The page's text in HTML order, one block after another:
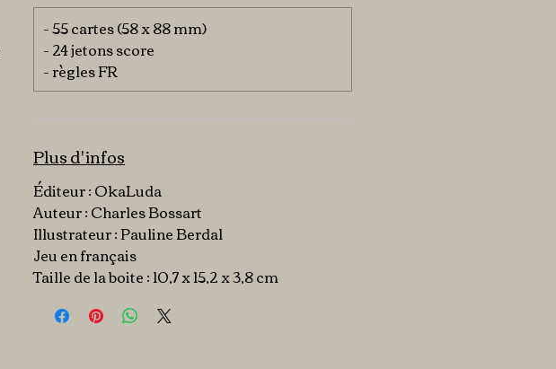
- 55 cartes (58 x 88 mm)
- 24 jetons score
- règles FR
Plus d'infos
Éditeur : OkaLuda
Auteur : Charles Bossart
Illustrateur : Pauline Berdal
Jeu en français
Taille de la boite : 10,7 x 15,2 x 3,8 cm